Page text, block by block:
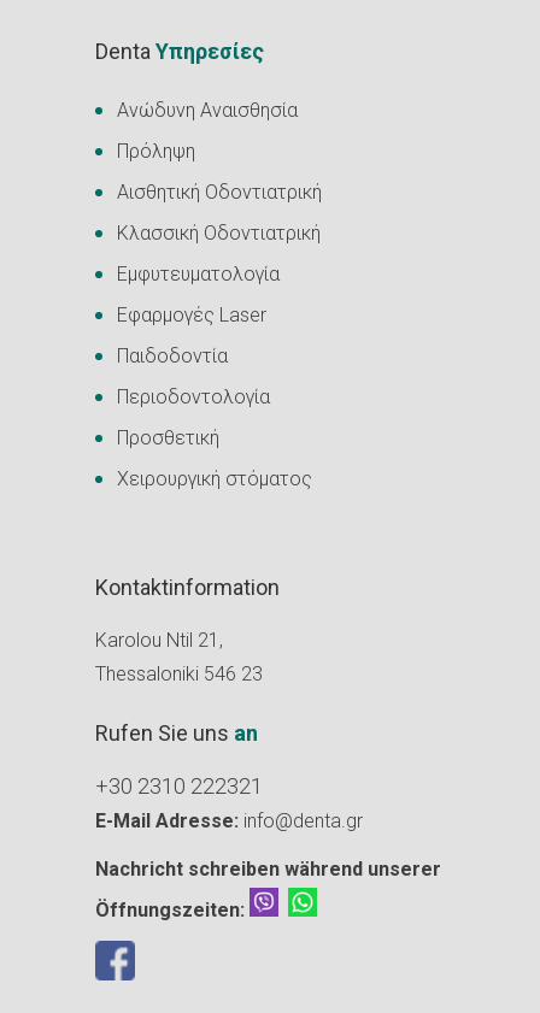
Denta Υπηρεσίες
Ανώδυνη Αναισθησία
Πρόληψη
Αισθητική Οδοντιατρική
Κλασσική Οδοντιατρική
Εμφυτευματολογία
Εφαρμογές Laser
Παιδοδοντία
Περιοδοντολογία
Προσθετική
Χειρουργική στόματος
Kontaktinformation
Karolou Ntil 21,
Thessaloniki 546 23
Rufen Sie uns an
+30 2310 222321
E-Mail Adresse: info@denta.gr
Nachricht schreiben während unserer
Öffnungszeiten: